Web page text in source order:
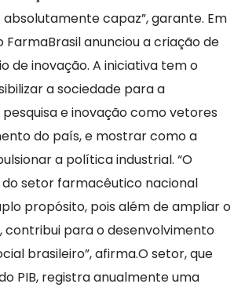
capaz”, garante. Em
FarmaBrasil anunciou a criação de
de inovação. A iniciativa tem o
a sociedade para a
e inovação como vetores
do país, e mostrar como a
a política industrial. “O
setor farmacêutico nacional
propósito, pois além de ampliar o
contribui para o desenvolvimento
brasileiro”, afirma.O setor, que
PIB, registra anualmente uma